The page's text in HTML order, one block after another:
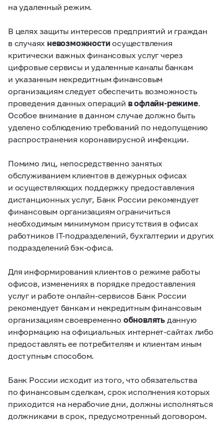
на удаленный режим.
В целях защиты интересов предприятий и граждан
в случаях невозможности осуществления
критически важных финансовых услуг через
цифровые сервисы и удаленные каналы банкам
и указанным некредитным финансовым
организациям следует обеспечить возможность
проведения данных операций в офлайн-режиме.
Особое внимание в данном случае должно быть
уделено соблюдению требований по недопущению
распространения коронавирусной инфекции.
Помимо лиц, непосредственно занятых
обслуживанием клиентов в дежурных офисах
и осуществляющих поддержку предоставления
дистанционных услуг, Банк России рекомендует
финансовым организациям ограничиться
необходимым минимумом присутствия в офисах
работников IT-подразделений, бухгалтерии и других
подразделений бэк-офиса.
Для информирования клиентов о режиме работы
офисов, изменениях в порядке предоставления
услуг и работе онлайн-сервисов Банк России
рекомендует банкам и некредитным финансовым
организациям своевременно обновлять данную
информацию на официальных интернет-сайтах либо
предоставлять ее потребителям и клиентам иным
доступным способом.
Банк России исходит из того, что обязательства
по финансовым сделкам, срок исполнения которых
приходится на нерабочие дни, должны исполняться
должниками в срок, предусмотренный договором.